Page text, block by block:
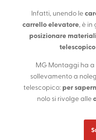
Infatti, unendo le
carrello elevatore, è in
posizionare
MG Montaggi ha a
sollevamento a
telescopico:per
nolo si rivolge alle